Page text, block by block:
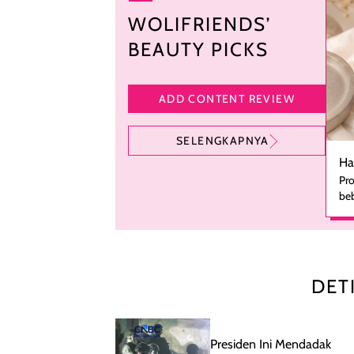
WOLIFRIENDS’
BEAUTY PICKS
ADD CONTENT REVIEW
SELENGKAPNYA
Presiden Ini Mendadak